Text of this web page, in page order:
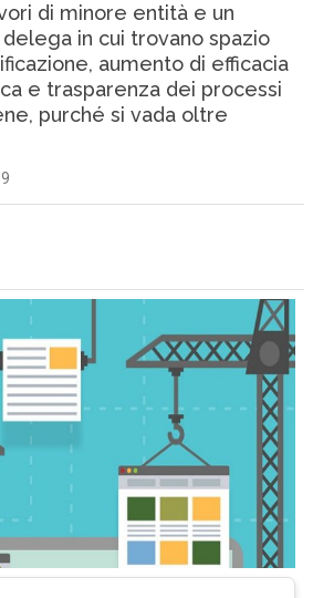
di minore entità e un
in cui trovano spazio
aumento di efficacia
e trasparenza dei processi
purché si vada oltre